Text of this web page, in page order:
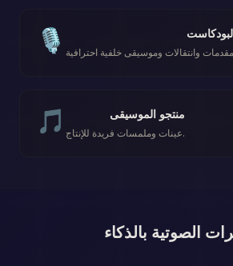
🎙️
🎵 منتجو الموسيقى
عينات وملمسات فريدة للإنتاج.
الصوتية بالذكاء